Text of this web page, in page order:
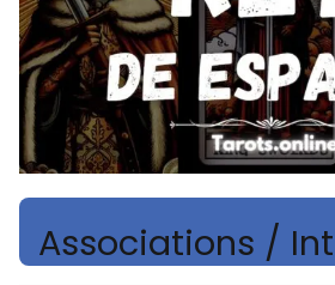
Associations /